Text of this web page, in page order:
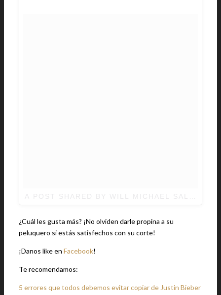
¿Cuál les gusta más? ¡No olviden darle propina a su
peluquero si estás satisfechos con su corte!
¡Danos like en Facebook!
Te recomendamos:
5 errores que todos debemos evitar copiar de Justin Bieber